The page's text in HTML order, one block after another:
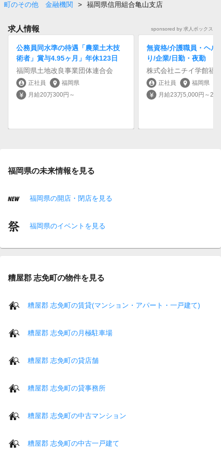
町のその他 金融機関
> 福岡県信用組合亀山支店
求人情報 sponsored by 求人ボックス
公務員同水準の待遇「農業土木技
術者」賞与4.95ヶ月」年休123日
福岡県土地改良事業団体連合会
account_circle 正社員 location_on 福岡県
currency_yen 月給20万300円～
無資格/介護職員・ヘル
り/企業/日勤・夜勤
株式会社ニチイ学館福
account_circle 正社員 location_on 福岡県
currency_yen 月給23万5,000円～24
福岡県の未来情報を見る
福岡県の開店・閉店を見る
福岡県のイベントを見る
糟屋郡 志免町の物件を見る
糟屋郡 志免町の賃貸(マンション・アパート・一戸建て)
糟屋郡 志免町の月極駐車場
糟屋郡 志免町の貸店舗
糟屋郡 志免町の貸事務所
糟屋郡 志免町の中古マンション
糟屋郡 志免町の中古一戸建て